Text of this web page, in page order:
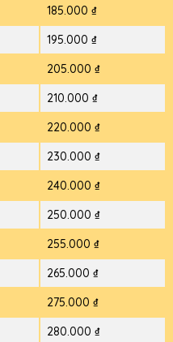
185.000 ₫
195.000 ₫
205.000 ₫
210.000 ₫
220.000 ₫
230.000 ₫
240.000 ₫
250.000 ₫
255.000 ₫
265.000 ₫
275.000 ₫
280.000 ₫